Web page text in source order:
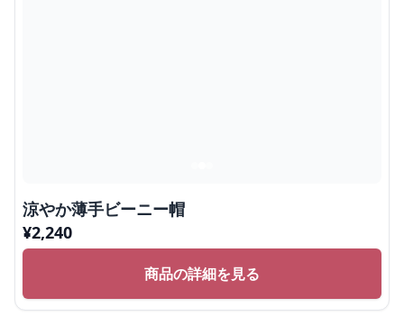
涼やか薄手ビーニー帽
¥2,240
商品の詳細を見る